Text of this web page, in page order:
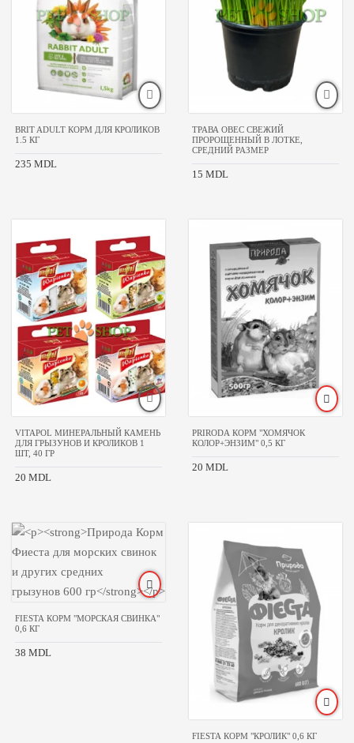
BRIT ADULT КОРМ ДЛЯ КРОЛИКОВ
1.5 КГ
235 MDL
ТРАВА ОВЕС СВЕЖИЙ
ПРОРОЩЕННЫЙ В ЛОТКЕ,
СРЕДНИЙ РАЗМЕР
15 MDL
VITAPOL МИНЕРАЛЬНЫЙ КАМЕНЬ
ДЛЯ ГРЫЗУНОВ И КРОЛИКОВ 1
ШТ, 40 ГР
20 MDL
PRIRODA КОРМ "ХОМЯЧОК
КОЛОР+ЭНЗИМ" 0,5 КГ
20 MDL
FIESTA КОРМ "МОРСКАЯ СВИНКА"
0,6 КГ
38 MDL
FIESTA КОРМ "КРОЛИК" 0,6 КГ